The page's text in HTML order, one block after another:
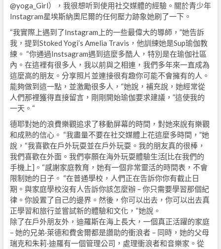
@yoga_Girl），我很想听到使用社交媒體的經驗。關於青少年
Instagram星埃斯納奧尼爾的任何壓力跡象她刷了一下。
“我實際上遇到了Instagram上的一些最偉大的導師，”她告訴
我，提到Stoked Yogi’s Amelia Travis，他訓練她是Sup瑜伽教
練。 “你通過Instsagram遇到這麼多酷人，特別是在瑜伽社區
內。在這裡有很多人，我以前與之相連，我們多年來一直成為
這麼高的朋友。分享照片並連接很有趣你可能不會擁有的人。
能夠做到這一點，並激勵很多人，“她說，補充說，她經常從
人們那裡獲得直接留言，剛剛開始瑜伽要求建議，”這使我的
一天。“
德耶對她的浪費樂觀追求了移動屏幕的時間，對她來說有樂觀
和成熟的信心。 “我盡量不要在社交媒體上花這麼多時間，”她
說，“我喜歡在戶外玩耍並在戶外玩耍。我的朋友真的很棒，
我們喜歡在外面。我們寧願在海外玩耍體驗生活[比在我們的
手機上]。“感謝家庭教育，她有一個非常靈活的時間表，不會
限制她的日子。 “在普通學校，人們正在告訴你你有截止日
期。與家庭學校沒有人告訴你該怎麼辦 – 你只需要學習那個紀
律。你設置了自己的邊界。然後，你可以出去，你可以出去真
正學習和旅行並嘗試新的體驗和文化，“她說。
除了在戶外朋友外，迪羅斯在海上長大，一個真正活躍的家庭
– 她的兄弟·萊德和費舍爾都是讚助的衝浪者 – 同時，她的父母
瑞克和朱莉·迪羅有一個管理公司，處理衝浪者和音樂家。從